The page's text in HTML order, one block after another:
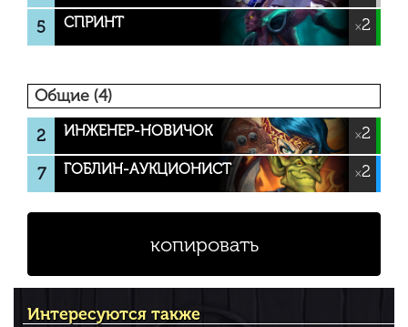
5 СПРИНТ ×2
Общие (4)
2
ИНЖЕНЕР-НОВИЧОК ×2
7 ГОБЛИН-АУКЦИОНИСТ ×2
копировать
Интересуются также